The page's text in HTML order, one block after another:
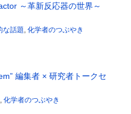
～革新反応器の世界～
な話題, 化学者のつぶやき
編集者 × 研究者トークセ
, 化学者のつぶやき